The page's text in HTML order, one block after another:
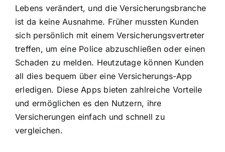
Lebens verändert, und die Versicherungsbranche
ist da keine Ausnahme. Früher mussten Kunden
sich persönlich mit einem Versicherungsvertreter
treffen, um eine Police abzuschließen oder einen
Schaden zu melden. Heutzutage können Kunden
all dies bequem über eine Versicherungs-App
erledigen. Diese Apps bieten zahlreiche Vorteile
und ermöglichen es den Nutzern, ihre
Versicherungen einfach und schnell zu
vergleichen.